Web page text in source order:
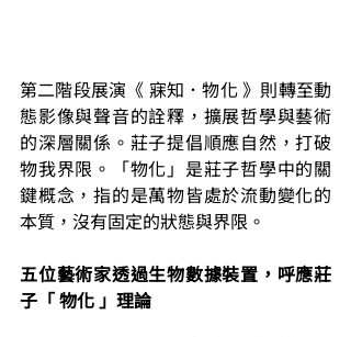
第二階段展演《 寐知．物化 》則轉至動
態影像與聲音的詮釋，擴展哲學與藝術
的深層關係。莊子提倡順應自然，打破
物我界限。「物化」是莊子哲學中的關
鍵概念，指的是萬物皆處於流動變化的
本質，沒有固定的狀態與界限。
五位藝術家透過生物數據裝置，呼應莊
子「 物化 」理論